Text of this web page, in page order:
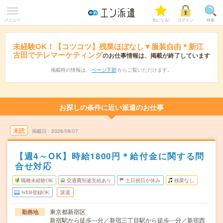
メニュー 気になる! ログイン 検索
未経験OK！【コツコツ】残業ほぼなし▼服装自由＊新江
古田でテレマーケティングのお仕事情報は、掲載が終了しています
掲載時の情報は、 ページ下部 からご覧いただけます。
お探しの条件に近い派遣のお仕事
未読 掲載日 2026/08/07
【週4～OK】時給1800円＊給付金に関する問
合せ対応
職種未経験OK 交通費別途支給あり 土日祝日が休み 残業なし
WEB登録OK 派遣
勤務地
東京都新宿区
新宿駅から徒歩---分／新宿三丁目駅から徒歩---分／新宿西